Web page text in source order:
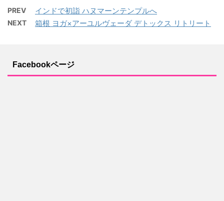
PREV インドで初詣 ハヌマーンテンプルへ
NEXT 箱根 ヨガ×アーユルヴェーダ デトックス リトリート
Facebookページ